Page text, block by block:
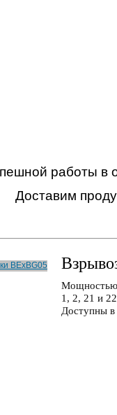
работы в
Доставим
Мощностью
1, 2, 21 и
Доступны в